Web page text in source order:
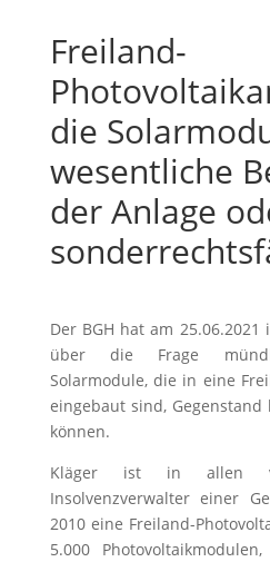
Freiland-
die
wesentliche
der Anlage
Der BGH hat am
über die Frage
Solarmodule, die in eine
eingebaut sind, Gegenstand
können.
Kläger ist in allen
Insolvenzverwalter einer
2010 eine Freiland-
5.000